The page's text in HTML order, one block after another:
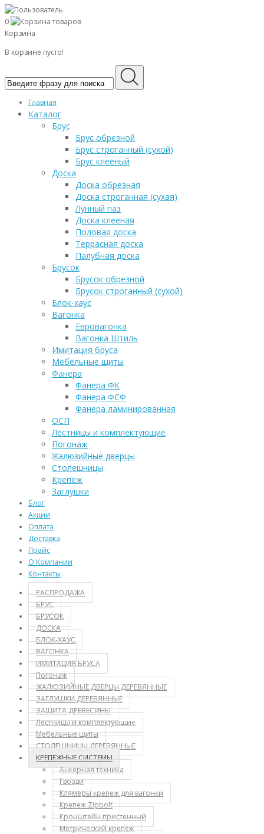
0
Корзина
В корзине пусто!
Главная
Каталог
Брус
Брус обрезной
Брус строганный (сухой)
Брус клееный
Доска
Доска обрезная
Доска строганная (сухая)
Лунный паз
Доска клееная
Половая доска
Террасная доска
Палубная доска
Брусок
Брусок обрезной
Брусок строганный (сухой)
Блок-хаус
Вагонка
Евровагонка
Вагонка Штиль
Имитация бруса
Мебельные щиты
Фанера
Фанера ФК
Фанера ФСФ
Фанера ламинированная
ОСП
Лестницы и комплектующие
Погонаж
Жалюзийные дверцы
Столешницы
Крепеж
Заглушки
Блог
Акции
Оплата
Доставка
Прайс
О Компании
Контакты
РАСПРОДАЖА
БРУС
БРУСОК
ДОСКА
БЛОК-ХАУС
ВАГОНКА
ИМИТАЦИЯ БРУСА
Погонаж
ЖАЛЮЗИЙНЫЕ ДВЕРЦЫ ДЕРЕВЯННЫЕ
ЗАГЛУШКИ ДЕРЕВЯННЫЕ
ЗАЩИТА ДРЕВЕСИНЫ
Лестницы и комплектующие
Мебельные щиты
СТОЛЕШНИЦЫ ДЕРЕВЯННЫЕ
КРЕПЕЖНЫЕ СИСТЕМЫ
Анкерная техника
Гвозди
Клямеры крепеж для вагонки
Крепеж Zipbolt
Кронштейн пристенный
Метрический крепёж